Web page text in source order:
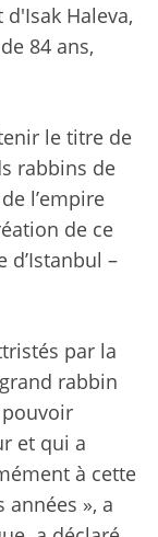
Haleva,
84 ans,
le titre de
rabbins de
l’empire
de ce
–
par la
rabbin
et qui a
à cette
», a